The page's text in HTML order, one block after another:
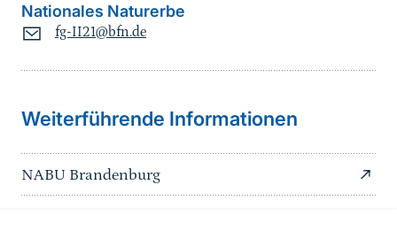
Nationales Naturerbe
fg-II21@bfn.de
Sprungmarke
Weiterführende Informationen
NABU Brandenburg